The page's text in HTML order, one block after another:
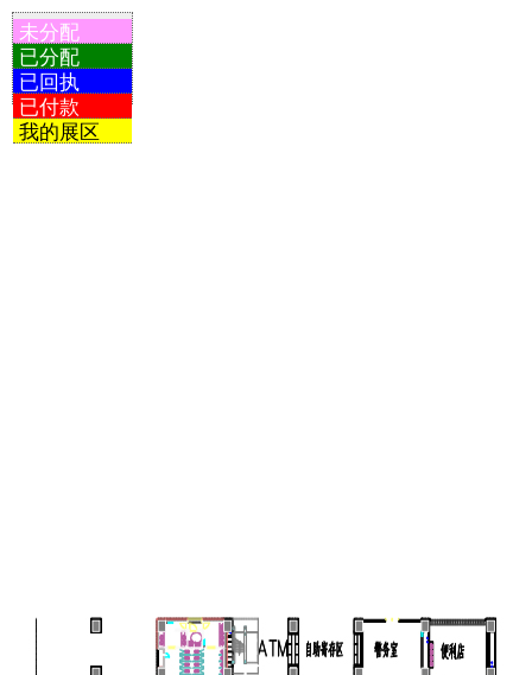
未分配
已分配
已回执
已付款
我的展区